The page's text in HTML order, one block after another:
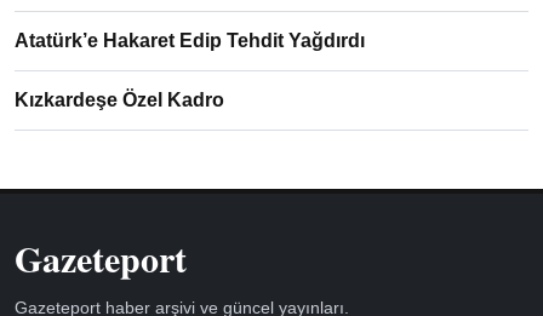
Atatürk’e Hakaret Edip Tehdit Yağdırdı
Kızkardeşe Özel Kadro
Gazeteport
Gazeteport haber arşivi ve güncel yayınları.